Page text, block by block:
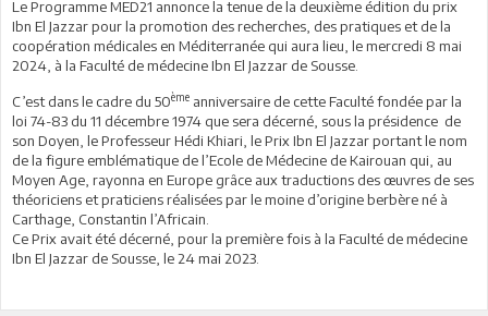
Le Programme MED21 annonce la tenue de la deuxième édition du prix
Ibn El Jazzar pour la promotion des recherches, des pratiques et de la
coopération médicales en Méditerranée qui aura lieu, le mercredi 8 mai
2024, à la Faculté de médecine Ibn El Jazzar de Sousse.
C’est dans le cadre du 50ème anniversaire de cette Faculté fondée par la
loi 74-83 du 11 décembre 1974 que sera décerné, sous la présidence de
son Doyen, le Professeur Hédi Khiari, le Prix Ibn El Jazzar portant le nom
de la figure emblématique de l’Ecole de Médecine de Kairouan qui, au
Moyen Age, rayonna en Europe grâce aux traductions des œuvres de ses
théoriciens et praticiens réalisées par le moine d’origine berbère né à
Carthage, Constantin l’Africain.
Ce Prix avait été décerné, pour la première fois à la Faculté de médecine
Ibn El Jazzar de Sousse, le 24 mai 2023.